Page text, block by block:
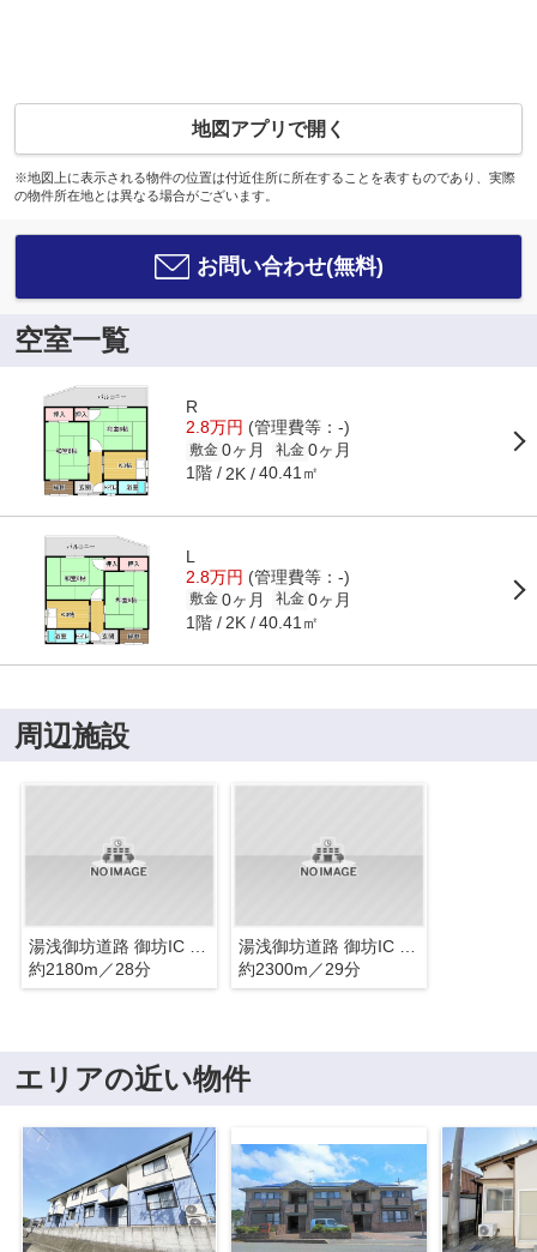
地図アプリで開く
※地図上に表示される物件の位置は付近住所に所在することを表すものであり、実際
の物件所在地とは異なる場合がございます。
お問い合わせ(無料)
空室一覧
R
2.8万円 (管理費等：-)
敷金 0ヶ月 礼金 0ヶ月
1階 2K 40.41㎡
L
2.8万円 (管理費等：-)
敷金 0ヶ月 礼金 0ヶ月
1階 2K 40.41㎡
周辺施設
約2180m／28分
約2300m／29分
エリアの近い物件